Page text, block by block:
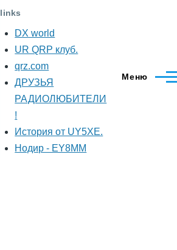
links
DX world
UR QRP клуб.
qrz.com
ДРУЗЬЯ
РАДИОЛЮБИТЕЛИ
!
История от UY5XE.
Нодир - EY8MM
Меню